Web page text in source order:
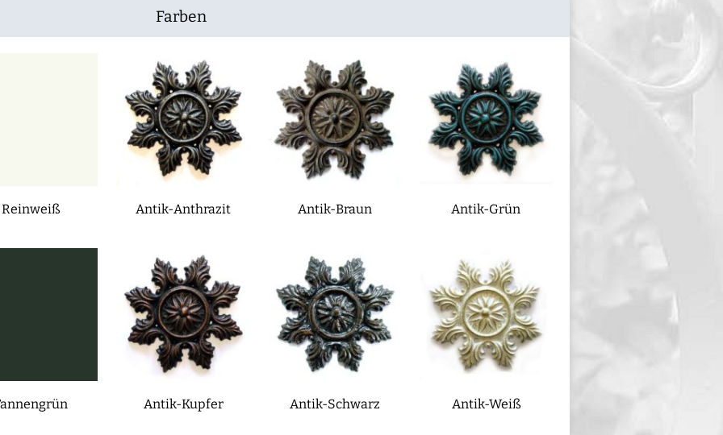
Farben
Reinweiß Antik-Anthrazit Antik-Braun Antik-Grün
Antik-Kupfer Antik-Schwarz Antik-Weiß